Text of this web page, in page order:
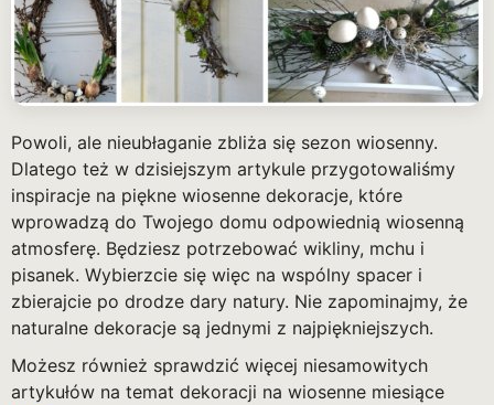
Powoli, ale nieubłaganie zbliża się sezon wiosenny.
Dlatego też w dzisiejszym artykule przygotowaliśmy
inspiracje na piękne wiosenne dekoracje, które
wprowadzą do Twojego domu odpowiednią wiosenną
atmosferę. Będziesz potrzebować wikliny, mchu i
pisanek. Wybierzcie się więc na wspólny spacer i
zbierajcie po drodze dary natury. Nie zapominajmy, że
naturalne dekoracje są jednymi z najpiękniejszych.
Możesz również sprawdzić więcej niesamowitych
artykułów na temat dekoracji na wiosenne miesiące